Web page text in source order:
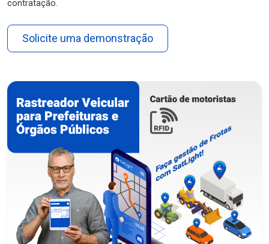
contratação.
Solicite uma demonstração